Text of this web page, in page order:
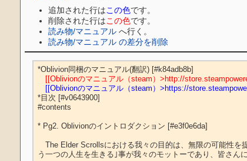
追加された行はこの色です。
削除された行はこの色です。
読み物/マニュアル へ行く。
読み物/マニュアル の差分を削除
[[Oblivionのマニュアル（steam）>http://
[[Oblivionのマニュアル（steam）>https://